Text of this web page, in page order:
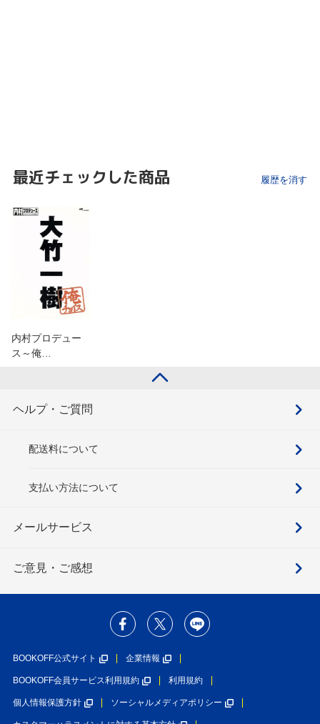
最近チェックした商品 履歴を消す
内村プロデュー
ス～俺…
ヘルプ・ご質問
配送料について
支払い方法について
メールサービス
ご意見・ご感想
BOOKOFF公式サイト 企業情報
BOOKOFF会員サービス利用規約 利用規約
個人情報保護方針 ソーシャルメディアポリシー